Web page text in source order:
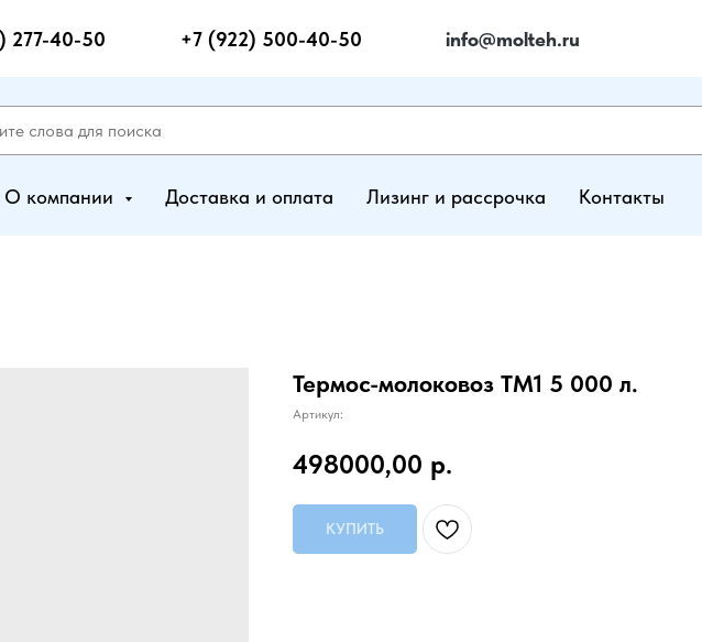
+7 (922) 500-40-50
277-40-50 info@molteh.ru
О компании Доставка и оплата Лизинг и рассрочка Контакты
Термос-молоковоз ТМ1 5 000 л.
Артикул:
498000,00 р.
КУПИТЬ